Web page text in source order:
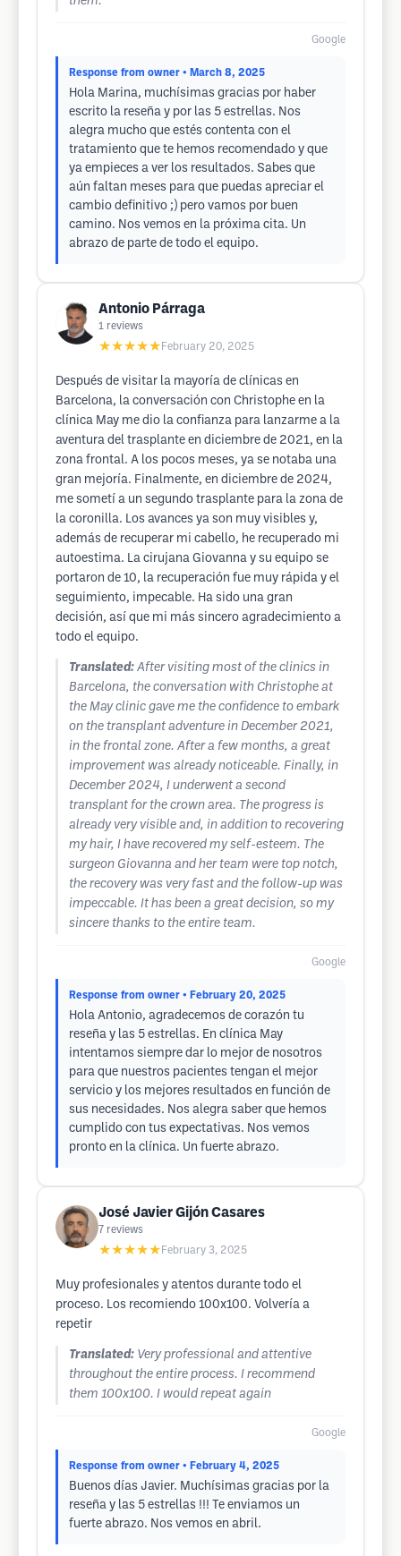
Google
Response from owner • March 8, 2025
Hola Marina, muchísimas gracias por haber
escrito la reseña y por las 5 estrellas. Nos
alegra mucho que estés contenta con el
tratamiento que te hemos recomendado y que
ya empieces a ver los resultados. Sabes que
aún faltan meses para que puedas apreciar el
cambio definitivo ;) pero vamos por buen
camino. Nos vemos en la próxima cita. Un
abrazo de parte de todo el equipo.
Antonio Párraga
1 reviews
★★★★★ February 20, 2025
Después de visitar la mayoría de clínicas en
Barcelona, la conversación con Christophe en la
clínica May me dio la confianza para lanzarme a la
aventura del trasplante en diciembre de 2021, en la
zona frontal. A los pocos meses, ya se notaba una
gran mejoría. Finalmente, en diciembre de 2024,
me sometí a un segundo trasplante para la zona de
la coronilla. Los avances ya son muy visibles y,
además de recuperar mi cabello, he recuperado mi
autoestima. La cirujana Giovanna y su equipo se
portaron de 10, la recuperación fue muy rápida y el
seguimiento, impecable. Ha sido una gran
decisión, así que mi más sincero agradecimiento a
todo el equipo.
Translated: After visiting most of the clinics in
Barcelona, ​​the conversation with Christophe at
the May clinic gave me the confidence to embark
on the transplant adventure in December 2021,
in the frontal zone. After a few months, a great
improvement was already noticeable. Finally, in
December 2024, I underwent a second
transplant for the crown area. The progress is
already very visible and, in addition to recovering
my hair, I have recovered my self-esteem. The
surgeon Giovanna and her team were top notch,
the recovery was very fast and the follow-up was
impeccable. It has been a great decision, so my
sincere thanks to the entire team.
Google
Response from owner • February 20, 2025
Hola Antonio, agradecemos de corazón tu
reseña y las 5 estrellas. En clínica May
intentamos siempre dar lo mejor de nosotros
para que nuestros pacientes tengan el mejor
servicio y los mejores resultados en función de
sus necesidades. Nos alegra saber que hemos
cumplido con tus expectativas. Nos vemos
pronto en la clínica. Un fuerte abrazo.
José Javier Gijón Casares
7 reviews
★★★★★ February 3, 2025
Muy profesionales y atentos durante todo el
proceso. Los recomiendo 100x100. Volvería a
repetir
Translated: Very professional and attentive
throughout the entire process. I recommend
them 100x100. I would repeat again
Google
Response from owner • February 4, 2025
Buenos días Javier. Muchísimas gracias por la
reseña y las 5 estrellas !!! Te enviamos un
fuerte abrazo. Nos vemos en abril.